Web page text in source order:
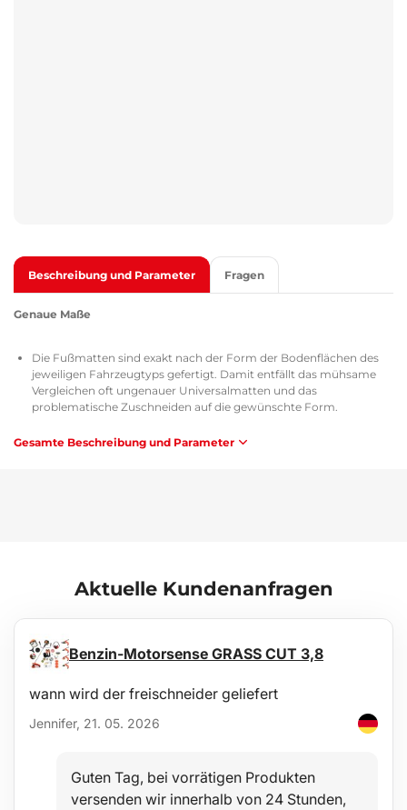
Beschreibung und Parameter Fragen
Genaue Maße
Die Fußmatten sind exakt nach der Form der Bodenflächen des
jeweiligen Fahrzeugtyps gefertigt. Damit entfällt das mühsame
Vergleichen oft ungenauer Universalmatten und das
problematische Zuschneiden auf die gewünschte Form.
Anwendung
sodass sie sich beim Biegen (z. B. bei der Lagerung) wieder in ihre
ursprüngliche Form zurückdehnen.
Schutz
Vorteil dieser Matten ist die erhöhte Kante, die den Innenraum des
dem Verschütten von Flüssigkeiten (Wasser), Schmutz, Staub,
Schnee usw. in den Fahrzeuginnenraum schützt. Sie sind
beständig gegen Durchsickern von Ölen, Benzin und teilweise
Gesamte Beschreibung und Parameter
Aktuelle Kundenanfragen
Benzin-Motorsense GRASS CUT 3,8
wann wird der freischneider geliefert
Jennifer, 21. 05. 2026
Guten Tag, bei vorrätigen Produkten
versenden wir innerhalb von 24 Stunden,